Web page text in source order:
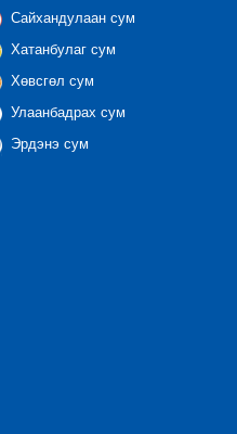
Сайхандулаан сум
Хатанбулаг сум
Хөвсгөл сум
Улаанбадрах сум
Эрдэнэ сум